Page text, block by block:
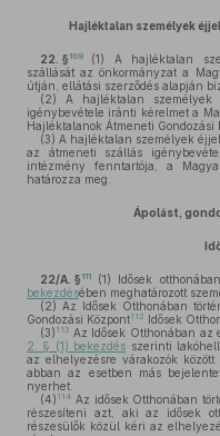
Hajléktalan személyek
22. § 109 (1)
A hajléktalan
szállását az önkormányzat a
útján, ellátási szerződés alapján
(2) A hajléktalan személyek
igénybevétele iránti kérelmet a
Hajléktalanok Átmeneti
(3) A hajléktalan személyek
az átmeneti szállás
intézmény fenntartója, a
határozza meg.
Ápolást,
22/A. § 111 (1) Idősek
bekezdésében meghatározott
(2) Az Idősek Otthonában
Gondozási Központ112 Idősek
(3) 113 Az Idősek Otthonában az
2. § (1) bekezdés szerinti
az elhelyezésre várakozók
abban az esetben más
nyerhet.
(4) 114 Az idősek Otthonában
részesíteni azt, aki az idősek
részesülők közül kéri az